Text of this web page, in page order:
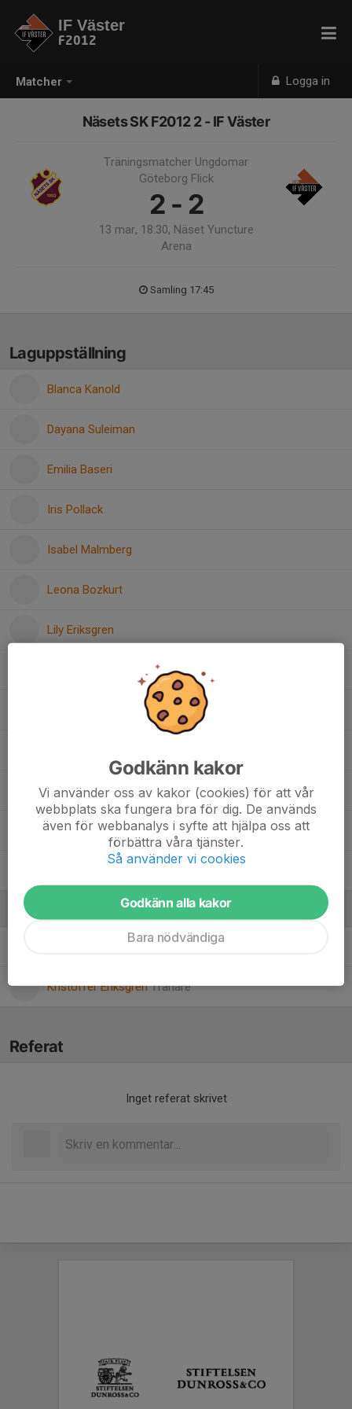
Matcher Logga in
IF Väster
F2012
Näsets SK F2012 2 - IF Väster
Träningsmatcher Ungdomar
Göteborg Flick
2 - 2
13 mar, 18:30, Näset Yuncture
Arena
Samling 17:45
Laguppställning
Blanca Kanold
Dayana Suleiman
Emilia Baseri
Iris Pollack
Isabel Malmberg
Leona Bozkurt
Lily Eriksgren
Melissa Tekin
Noelle Magnusson Can
Ledare
Christopher Bozkurt Tränare
Kristoffer EriksgrenTränare
Referat
Inget referat skrivet
Godkänn kakor
Vi använder oss av kakor (cookies) för att vår
webbplats ska fungera bra för dig. De används
även för webbanalys i syfte att hjälpa oss att
förbättra våra tjänster.
Så använder vi cookies
Godkänn alla kakor
Bara nödvändiga